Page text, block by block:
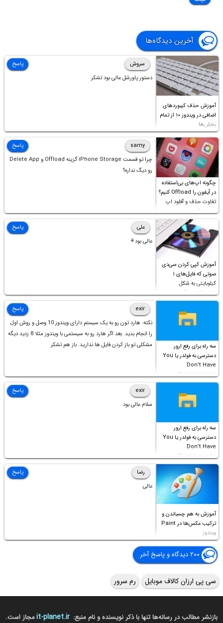
آخرین دیدگاه‌ها
آموزش حذف کیبوردهای
اضافی در ویندوز ۱۰ از تمام
بخش‌ها
سروش
دستور پاورشل عالی بود تشکر
پاسخ
چگونه اپ‌های بی‌استفاده
در آیفون را Offload کنیم؟
تفاوت حذف و آفلود اپ
چیست؟
samy
چرا تو قسمت iPhone Storage گزینه Offload و Delete App
رو دیگ نداره؟
پاسخ
آموزش کپی کردن سی‌دی
صوتی که فایل‌های ۱
کیلوبایتی به شکل
شورت‌کات در آن موجود
است!
علی
عالی بود⚘
پاسخ
سه راه برای رفع ارور
دسترسی به فولدر یا You
Don’t Have
Permission to
Access this folder
exir
نکته: هارد تون رو به یک سیستم دارای ویندوز 10 وصل و روش اول
را انجام بدید. بعد اگر هارد رو به سیستمی با ویندوز مثلا 8 زدید دیگه
مشکلی تو باز کردن فایل ها ندارید. باز هم تشکر
پاسخ
سه راه برای رفع ارور
دسترسی به فولدر یا You
Don’t Have
Permission to
Access this folder
exir
سلام عالی بود.
پاسخ
آموزش به هم چسباندن و
ترکیب عکس‌ها در Paint
ویندوز
رضا
عالی
پاسخ
۲۰۰ دیدگاه و پاسخ آخر
سی پی ارزان کالاف موبایل رم سرور
بازنشر مطالب در رسانه‌ها تنها با ذکر نویسنده و نام منبع: it-planet.irمجاز است.